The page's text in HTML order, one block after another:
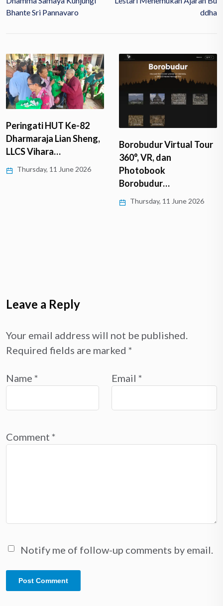
Bhante Sri Pannavaro
Ddha
Peringati HUT Ke-82
Dharmaraja Lian Sheng,
LLCS Vihara…
Thursday, 11 June 2026
Borobudur Virtual Tour
360°, VR, dan
Photobook
Borobudur…
Thursday, 11 June 2026
Leave a Reply
Your email address will not be published.
Required fields are marked *
Name * Email *
Comment *
Notify me of follow-up comments by email.